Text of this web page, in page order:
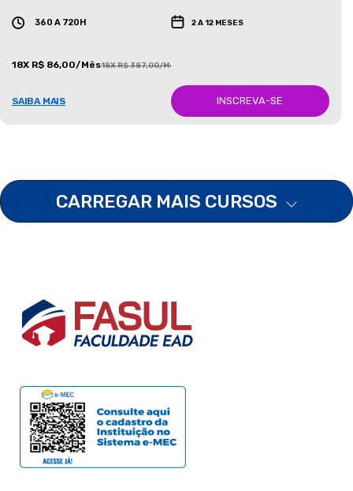
360 A 720H 2 A 12 MESES
18X R$ 86,00/Mês18X R$ 387,00/Mês
SAIBA MAIS INSCREVA-SE
CARREGAR MAIS CURSOS